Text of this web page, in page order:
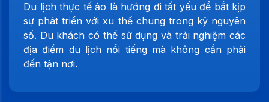
Du lịch thực tế ảo là hướng đi tất yếu để bắt kịp
sự phát triển với xu thế chung trong kỷ nguyên
số. Du khách có thể sử dụng và trải nghiệm các
địa điểm du lịch nổi tiếng mà không cần phải
đến tận nơi.